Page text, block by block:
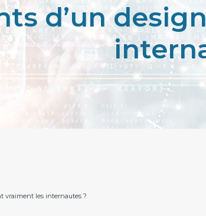
d’un
vraiment les internautes ?